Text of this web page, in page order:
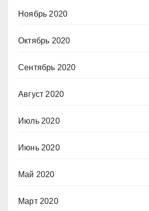
Ноябрь 2020
Октябрь 2020
Сентябрь 2020
Август 2020
Июль 2020
Июнь 2020
Май 2020
Март 2020